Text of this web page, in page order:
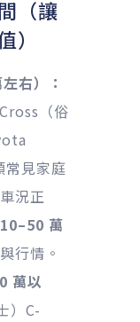
（讓
右）：
（俗
見家庭
況正
10–50 萬
行情。
萬以
）C-